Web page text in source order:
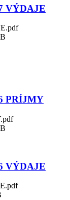
VÝDAJE
PRÍJMY
VÝDAJE